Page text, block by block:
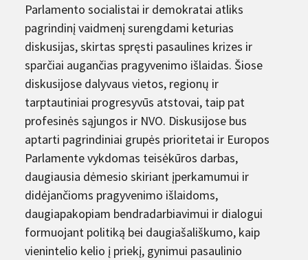
Parlamento socialistai ir demokratai atliks
pagrindinį vaidmenį surengdami keturias
diskusijas, skirtas spręsti pasaulines krizes ir
sparčiai augančias pragyvenimo išlaidas. Šiose
diskusijose dalyvaus vietos, regionų ir
tarptautiniai progresyvūs atstovai, taip pat
profesinės sąjungos ir NVO. Diskusijose bus
aptarti pagrindiniai grupės prioritetai ir Europos
Parlamente vykdomas teisėkūros darbas,
daugiausia dėmesio skiriant įperkamumui ir
didėjančioms pragyvenimo išlaidoms,
daugiapakopiam bendradarbiavimui ir dialogui
formuojant politiką bei daugiašališkumo, kaip
vienintelio kelio į priekį, gynimui pasaulinio